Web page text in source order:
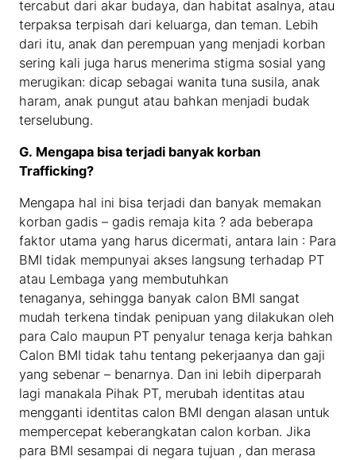
tercabut dari akar budaya, dan habitat asalnya, atau
terpaksa terpisah dari keluarga, dan teman. Lebih
dari itu, anak dan perempuan yang menjadi korban
sering kali juga harus menerima stigma sosial yang
merugikan: dicap sebagai wanita tuna susila, anak
haram, anak pungut atau bahkan menjadi budak
terselubung.
G. Mengapa bisa terjadi banyak korban
Trafficking?
Mengapa hal ini bisa terjadi dan banyak memakan
korban gadis – gadis remaja kita ? ada beberapa
faktor utama yang harus dicermati, antara lain : Para
BMI tidak mempunyai akses langsung terhadap PT
atau Lembaga yang membutuhkan
tenaganya, sehingga banyak calon BMI sangat
mudah terkena tindak penipuan yang dilakukan oleh
para Calo maupun PT penyalur tenaga kerja bahkan
Calon BMI tidak tahu tentang pekerjaanya dan gaji
yang sebenar – benarnya. Dan ini lebih diperparah
lagi manakala Pihak PT, merubah identitas atau
mengganti identitas calon BMI dengan alasan untuk
mempercepat keberangkatan calon korban. Jika
para BMI sesampai di negara tujuan , dan merasa